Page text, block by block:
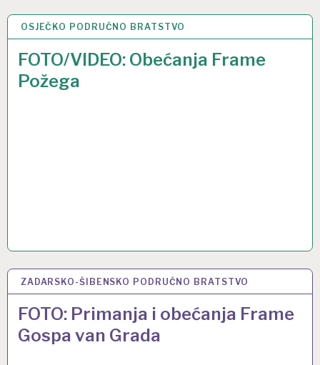
OSJEČKO PODRUČNO BRATSTVO
FOTO/VIDEO: Obećanja Frame
Požega
23 SVI 2017
ZADARSKO-ŠIBENSKO PODRUČNO BRATSTVO
FOTO: Primanja i obećanja Frame
Gospa van Grada
1 OŽU 2017